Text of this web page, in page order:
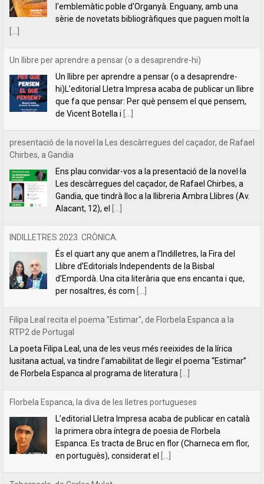
que fa que pensar: Per què pensem el que pensem,
de Vicent Botella i[...]
presentació de la novel·la Les descàrregues del caçador, de Rafael
Chirbes, a Gandia
Ens plau convidar-vos a la presentació de la novel·la
Les descàrregues del caçador, de Rafael Chirbes, a
Gandia, que tindrà lloc a la llibreria Ambra Llibres (Av.
Alacant, 12), el [...]
INDILLETRES 2023. CRÒNICA.
És el quart any que anem a l’Indilletres, la Fira del
Llibre d’Editorials Independents de la Bisbal
d’Empordà. Una cita literària que ens encanta i que,
per nosaltres, és com[...]
Filipa Leal recita el poema "Estimar", de Florbela Espanca a la
RTP2 de Portugal
La poeta Filipa Leal, una de les veus més reeixides de la lírica
lusitana actual, va tindre l’amabilitat de llegir el poema “Estimar”
de Florbela Espanca al programa de literatura[...]
Florbela Espanca, la diva de les lletres portugueses
L’editorial Lletra Impresa acaba de publicar en català
la primera obra íntegra de poesia de Florbela
Espanca. Es tracta de Bruc en flor (Charneca em flor,
en portuguès), considerat el[...]
Tabernacle, de Carles Mulet
Una de les coses boniques del mes de setembre és
anunciar les novetats que hem anat preparant al llarg
de l'estiu. La primera és aquest tríptic poètic de Carles
Mulet:[...]
Lletra Impresa aposta per la poesia en clau feminista amb motiu